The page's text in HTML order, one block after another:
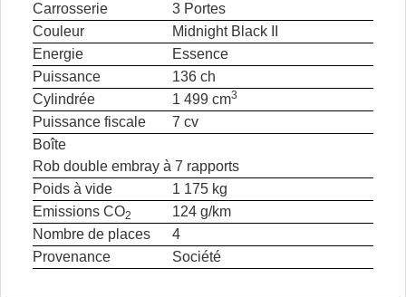
Carrosserie
3 Portes
Couleur
Midnight Black II
Energie
Essence
Puissance
136 ch
Cylindrée
1 499 cm3
Puissance fiscale
7 cv
Boîte
Rob double embray à 7 rapports
Poids à vide
1 175 kg
Emissions CO2
124 g/km
Nombre de places
4
Provenance
Société